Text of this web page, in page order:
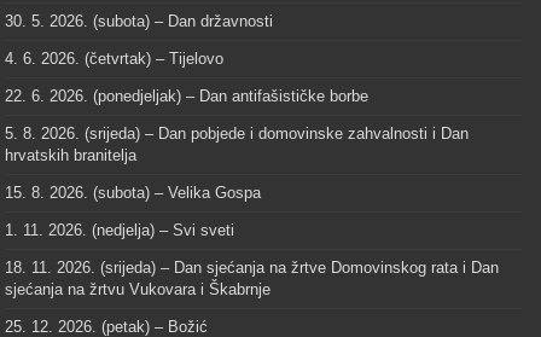
30. 5. 2026. (subota) – Dan državnosti
4. 6. 2026. (četvrtak) – Tijelovo
22. 6. 2026. (ponedjeljak) – Dan antifašističke borbe
5. 8. 2026. (srijeda) – Dan pobjede i domovinske zahvalnosti i Dan
hrvatskih branitelja
15. 8. 2026. (subota) – Velika Gospa
1. 11. 2026. (nedjelja) – Svi sveti
18. 11. 2026. (srijeda) – Dan sjećanja na žrtve Domovinskog rata i Dan
sjećanja na žrtvu Vukovara i Škabrnje
25. 12. 2026. (petak) – Božić